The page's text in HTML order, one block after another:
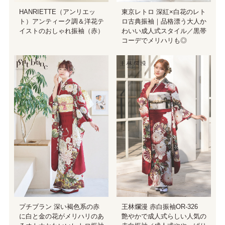
HANRIETTE（アンリエッ
ト）アンティーク調＆洋花テ
イストのおしゃれ振袖（赤）
東京レトロ 深紅×白花のレト
ロ古典振袖｜品格漂う大人か
わいい成人式スタイル／黒帯
コーデでメリハリも◎
プチブラン 深い褐色系の赤
に白と金の花がメリハリのあ
王林爛漫 赤白振袖OR-326
艶やかで成人式らしい人気の